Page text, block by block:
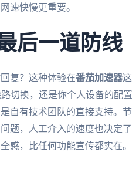
速快慢更重要。
后一道防线
复？这种体验在番茄加速器这
切换，还是你个人设备的配置
自有技术团队的直接支持。节
题，人工介入的速度也决定了
感，比任何功能宣传都实在。